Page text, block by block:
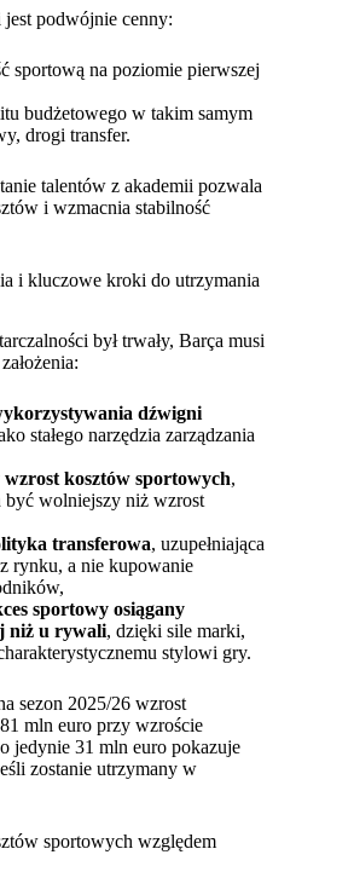
podwójnie cenny:
sportową na poziomie pierwszej
budżetowego w takim samym
drogi transfer.
talentów z akademii pozwala
i wzmacnia stabilność
i kluczowe kroki do utrzymania
był trwały, Barça musi
dźwigni
stałego narzędzia zarządzania
kosztów sportowych,
wolniejszy niż wzrost
transferowa, uzupełniająca
rynku, a nie kupowanie
sportowy osiągany
niż u rywali, dzięki sile marki,
stylowi gry.
sezon 2025/26 wzrost
mln euro przy wzroście
jedynie 31 mln euro pokazuje
zostanie utrzymany w
sportowych względem